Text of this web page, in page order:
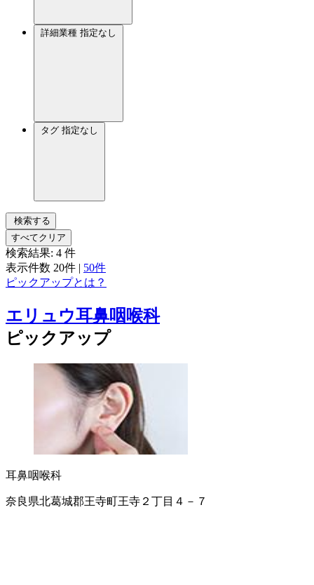
詳細業種 指定なし
タグ 指定なし
検索する
すべてクリア
検索結果: 4 件
表示件数 20件 | 50件
ピックアップとは？
エリュウ耳鼻咽喉科
ピックアップ
耳鼻咽喉科
奈良県北葛城郡王寺町王寺２丁目４－７